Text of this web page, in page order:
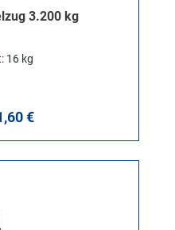
3.200 kg
16 kg
Preis:
€